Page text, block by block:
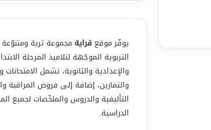
يوفّر موقع قرايةمجموعة ثرية
التربوية الموجّهة لتلاميذ المرحلة
والإعدادية والثانوية، تشمل الامتحانات
والتمارين، إضافة إلى فروض المراقبة
التأليفية والدروس والملخّصات لجميع
الدراسية.